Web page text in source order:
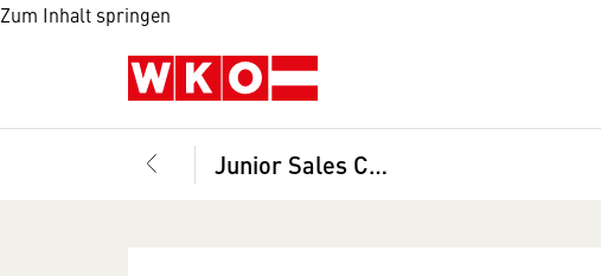
Zum Inhalt springen
Junior Sales Champion 2023